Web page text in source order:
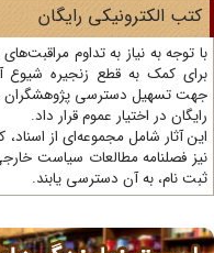
رایگان
زنجیره شیوع آن، مؤسسه
پژوهشگران در ایام قرنطینه
قرار داد.
از اسناد، کتب تاریخ
سیاست خارجی تهران است که
یابند.